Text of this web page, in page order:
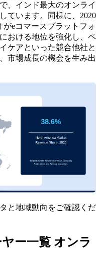
、インド最大のオンライ
ています。同様に、2020
eコマースプラットフォ
おける地位を強化し、ペ
ケアといった競合他社と
市場成長の機会を生み出
と地域動向をご確認くだ
ー一覧 オンラ